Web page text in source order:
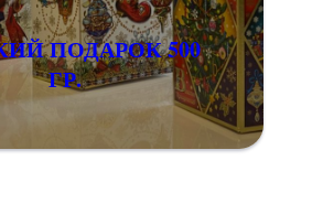
ПОДАРОК 500
ГР.